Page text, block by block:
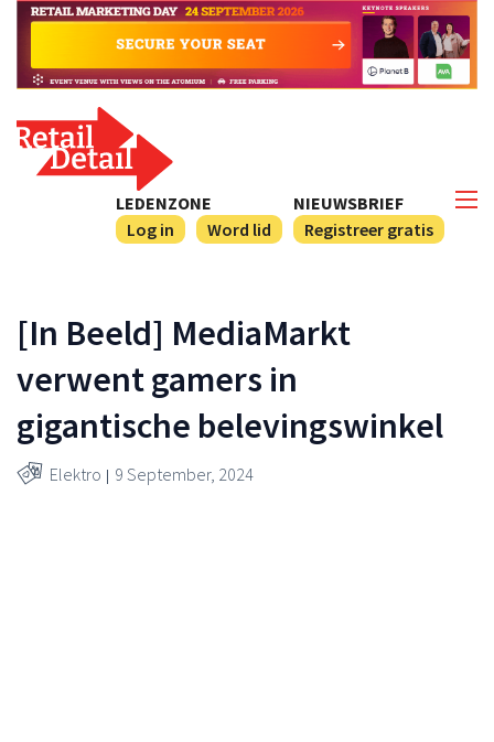
NIEUWSBRIEF
Registreer gratis
LEDENZONE
Log in
Word lid
[In Beeld] MediaMarkt
verwent gamers in
gigantische belevingswinkel
Elektro 9 September, 2024